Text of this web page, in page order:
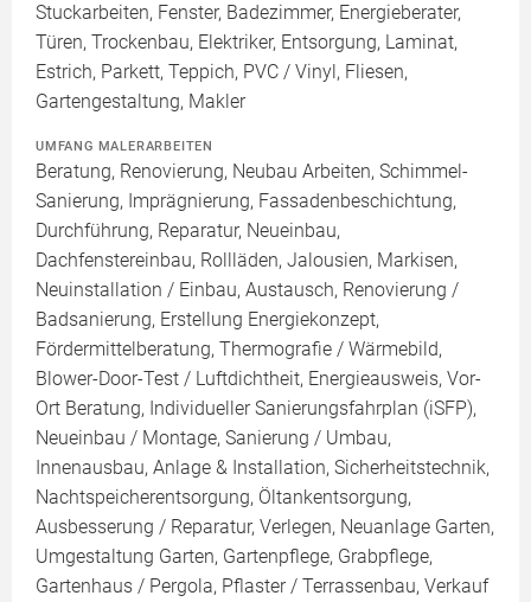
Stuckarbeiten, Fenster, Badezimmer, Energieberater,
Türen, Trockenbau, Elektriker, Entsorgung, Laminat,
Estrich, Parkett, Teppich, PVC / Vinyl, Fliesen,
Gartengestaltung, Makler
UMFANG MALERARBEITEN
Beratung, Renovierung, Neubau Arbeiten, Schimmel-
Sanierung, Imprägnierung, Fassadenbeschichtung,
Durchführung, Reparatur, Neueinbau,
Dachfenstereinbau, Rollläden, Jalousien, Markisen,
Neuinstallation / Einbau, Austausch, Renovierung /
Badsanierung, Erstellung Energiekonzept,
Fördermittelberatung, Thermografie / Wärmebild,
Blower-Door-Test / Luftdichtheit, Energieausweis, Vor-
Ort Beratung, Individueller Sanierungsfahrplan (iSFP),
Neueinbau / Montage, Sanierung / Umbau,
Innenausbau, Anlage & Installation, Sicherheitstechnik,
Nachtspeicherentsorgung, Öltankentsorgung,
Ausbesserung / Reparatur, Verlegen, Neuanlage Garten,
Umgestaltung Garten, Gartenpflege, Grabpflege,
Gartenhaus / Pergola, Pflaster / Terrassenbau, Verkauf